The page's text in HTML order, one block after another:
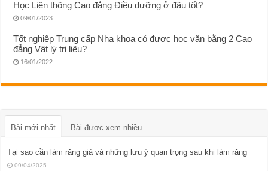
Học Liên thông Cao đẳng Điều dưỡng ở đâu tốt?
09/01/2023
Tốt nghiệp Trung cấp Nha khoa có được học văn bằng 2 Cao
đẳng Vật lý trị liệu?
16/01/2022
Bài mới nhất Bài được xem nhiều
Tại sao cần làm răng giả và những lưu ý quan trọng sau khi làm răng
09/04/2025